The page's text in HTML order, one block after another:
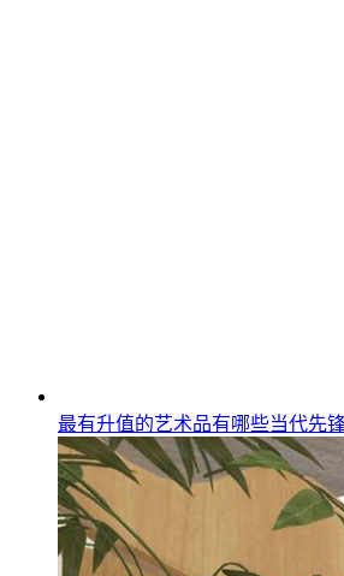
最有升值的艺术品有哪些当代先